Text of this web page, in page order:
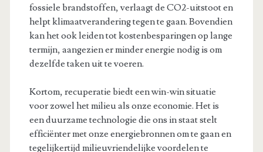
fossiele brandstoffen, verlaagt de CO2-uitstoot en
helpt klimaatverandering tegen te gaan. Bovendien
kan het ook leiden tot kostenbesparingen op lange
termijn, aangezien er minder energie nodig is om
dezelfde taken uit te voeren.
Kortom, recuperatie biedt een win-win situatie
voor zowel het milieu als onze economie. Het is
een duurzame technologie die ons in staat stelt
efficiënter met onze energiebronnen om te gaan en
tegelijkertijd milieuvriendelijke voordelen te